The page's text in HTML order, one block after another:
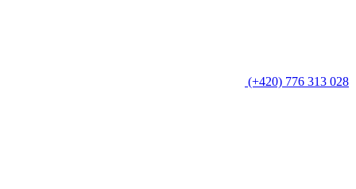
(+420) 776 313 028